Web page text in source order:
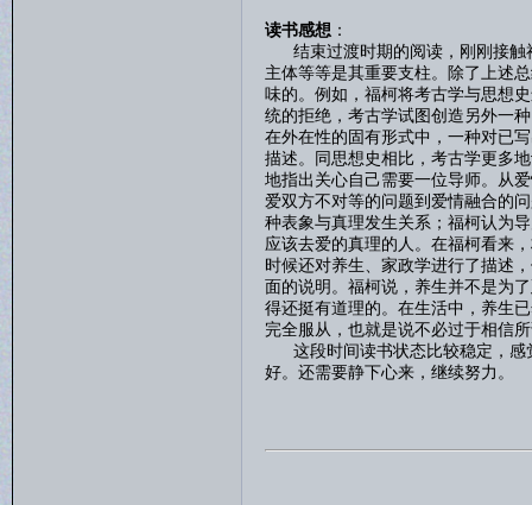
读书感想 ：
结束过渡时期的阅读，刚刚接触
主体等等是其重要支柱。除了上述
味的。例如，福柯将考古学与思想
统的拒绝，考古学试图创造另外一
在外在性的固有形式中，一种对已
描述。同思想史相比，考古学更多
地指出关心自己需要一位导师。从
爱双方不对等的问题到爱情融合的
种表象与真理发生关系；福柯认为
应该去爱的真理的人。在福柯看来
时候还对养生、家政学进行了描述
面的说明。福柯说，养生并不是为
得还挺有道理的。在生活中，养生
完全服从，也就是说不必过于相信
这段时间读书状态比较稳定，感
好。还需要静下心来，继续努力。